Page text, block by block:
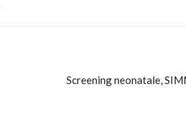
Screening neonatale,